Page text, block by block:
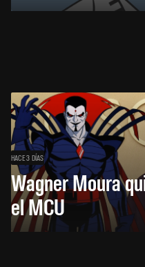
HACE 3 DÍAS
Wagner Moura
el MCU